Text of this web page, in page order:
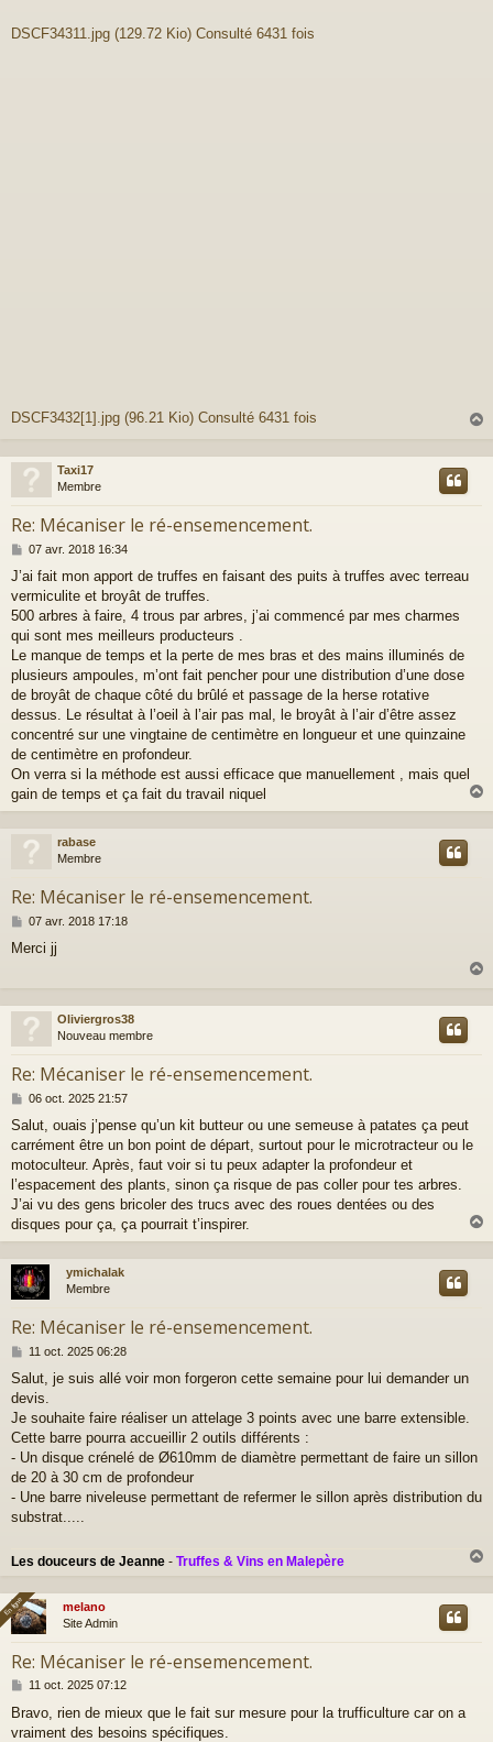
DSCF34311.jpg (129.72 Kio) Consulté 6431 fois
DSCF3432[1].jpg (96.21 Kio) Consulté 6431 fois
u
Taxi17
Membre
Re: Mécaniser le ré-ensemencement.
M
s
s
a
g
07 avr. 2018 16:34
J’ai fait mon apport de truffes en faisant des puits à truffes avec terreau
vermiculite et broyât de truffes.
500 arbres à faire, 4 trous par arbres, j’ai commencé par mes charmes
qui sont mes meilleurs producteurs .
Le manque de temps et la perte de mes bras et des mains illuminés de
plusieurs ampoules, m’ont fait pencher pour une distribution d’une dose
de broyât de chaque côté du brûlé et passage de la herse rotative
dessus. Le résultat à l’oeil à l’air pas mal, le broyât à l’air d’être assez
concentré sur une vingtaine de centimètre en longueur et une quinzaine
de centimètre en profondeur.
On verra si la méthode est aussi efficace que manuellement , mais quel
gain de temps et ça fait du travail niquel
a
rabase
Membre
Re: Mécaniser le ré-ensemencement.
M
s
e
07 avr. 2018 17:18
Merci jj
u
Oliviergros38
Nouveau membre
Re: Mécaniser le ré-ensemencement.
M
s
s
a
g
e
06 oct. 2025 21:57
Salut, ouais j’pense qu’un kit butteur ou une semeuse à patates ça peut
carrément être un bon point de départ, surtout pour le microtracteur ou le
motoculteur. Après, faut voir si tu peux adapter la profondeur et
l’espacement des plants, sinon ça risque de pas coller pour tes arbres.
J’ai vu des gens bricoler des trucs avec des roues dentées ou des
disques pour ça, ça pourrait t’inspirer.
a
ymichalak
Membre
Re: Mécaniser le ré-ensemencement.
M
s
s
a
g
e
11 oct. 2025 06:28
Salut, je suis allé voir mon forgeron cette semaine pour lui demander un
devis.
Je souhaite faire réaliser un attelage 3 points avec une barre extensible.
Cette barre pourra accueillir 2 outils différents :
- Un disque crénelé de Ø610mm de diamètre permettant de faire un sillon
de 20 à 30 cm de profondeur
- Une barre niveleuse permettant de refermer le sillon après distribution du
substrat.....
Les douceurs de Jeanne - Truffes & Vins en Malepère
u
melano
Site Admin
Re: Mécaniser le ré-ensemencement.
M
s
s
11 oct. 2025 07:12
Bravo, rien de mieux que le fait sur mesure pour la trufficulture car on a
vraiment des besoins spécifiques.
En ligne
En ligne